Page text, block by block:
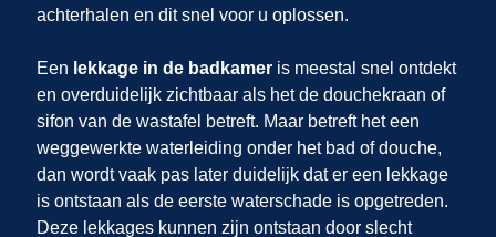
achterhalen en dit snel voor u oplossen.
Een lekkage in de badkameris meestal snel ontdekt
en overduidelijk zichtbaar als het de douchekraan of
sifon van de wastafel betreft. Maar betreft het een
weggewerkte waterleiding onder het bad of douche,
dan wordt vaak pas later duidelijk dat er een lekkage
is ontstaan als de eerste waterschade is opgetreden.
Deze lekkages kunnen zijn ontstaan door slecht